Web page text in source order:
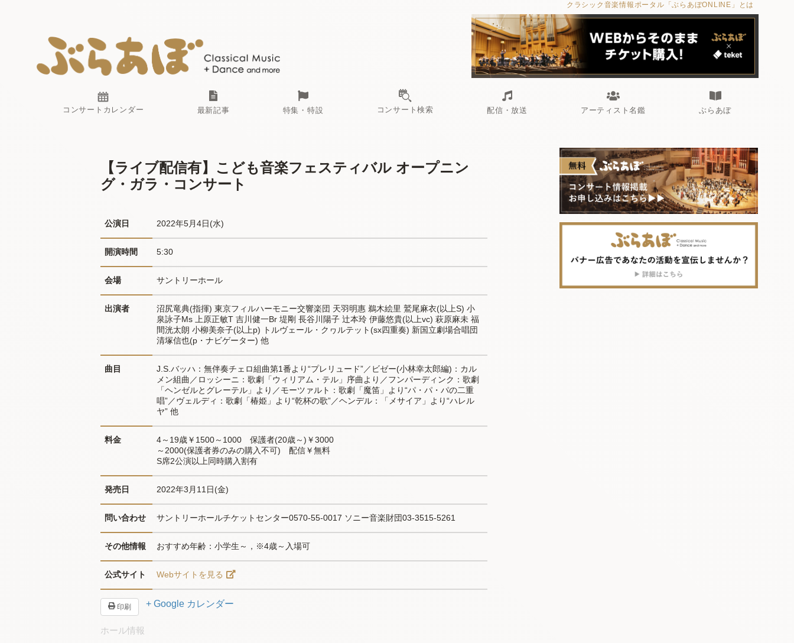
クラシック音楽情報ポータル「ぶらあぼONLINE」とは
コンサートカレンダー 最新記事 特集・特設 コンサート検索 配信・放送 アーティスト名鑑 ぶらあぼ
【ライブ配信有】こども音楽フェスティバル オープニン
グ・ガラ・コンサート
公演日 2022年5月4日(水)
開演時間 5:30
会場 サントリーホール
出演者
沼尻竜典(指揮) 東京フィルハーモニー交響楽団 天羽明惠 鵜木絵里 鷲尾麻衣(以上S) 小
泉詠子Ms 上原正敏T 吉川健一Br 堤剛 長谷川陽子 辻本玲 伊藤悠貴(以上vc) 萩原麻未 福
間洸太朗 小柳美奈子(以上p) トルヴェール・クヮルテット(sx四重奏) 新国立劇場合唱団
清塚信也(p・ナビゲーター) 他
曲目
J.S.バッハ：無伴奏チェロ組曲第1番より“プレリュード”／ビゼー(小林幸太郎編)：カル
メン組曲／ロッシーニ：歌劇「ウィリアム・テル」序曲より／フンパーディンク：歌劇
「ヘンゼルとグレーテル」より／モーツァルト：歌劇「魔笛」より“パ・パ・パの二重
唱”／ヴェルディ：歌劇「椿姫」より“乾杯の歌”／ヘンデル：「メサイア」より“ハレル
ヤ” 他
料金
4～19歳￥1500～1000　保護者(20歳～)￥3000
～2000(保護者券のみの購入不可)　配信￥無料
S席2公演以上同時購入割有
発売日 2022年3月11日(金)
問い合わせ サントリーホールチケットセンター0570-55-0017 ソニー音楽財団03-3515-5261
その他情報 おすすめ年齢：小学生～，※4歳～入場可
公式サイト Webサイトを見る
印刷 + Google カレンダー
ホール情報